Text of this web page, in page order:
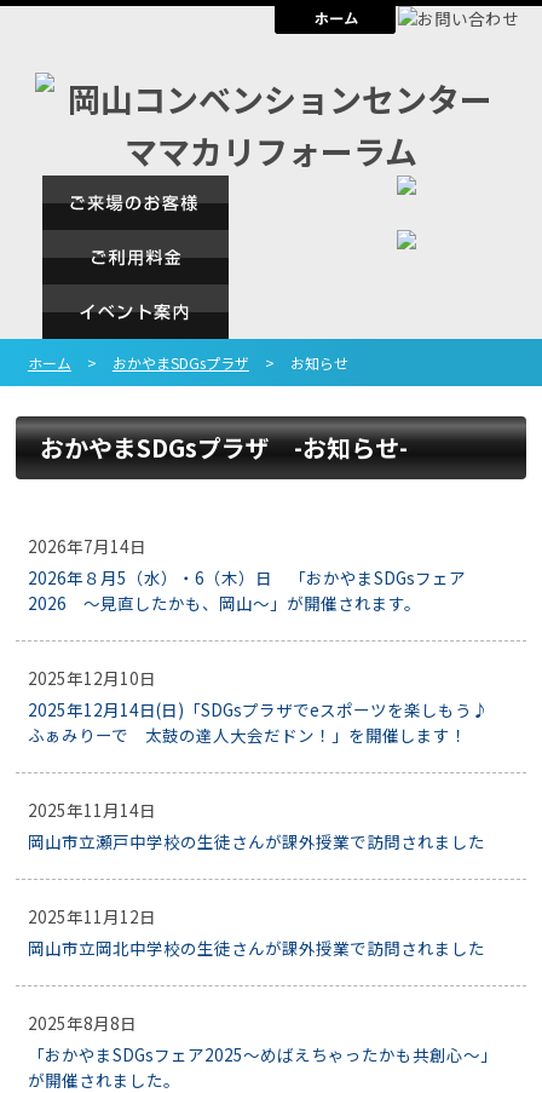
ホーム > おかやまSDGsプラザ > お知らせ
おかやまSDGsプラザ -お知らせ-
2026年7月14日
2026年８月5（水）・6（木）日 「おかやまSDGsフェア
2026 ～見直したかも、岡山～」が開催されます。
2025年12月10日
2025年12月14日(日)「SDGsプラザでeスポーツを楽しもう♪
ふぁみりーで 太鼓の達人大会だドン！」を開催します！
2025年11月14日
岡山市立瀬戸中学校の生徒さんが課外授業で訪問されました
2025年11月12日
岡山市立岡北中学校の生徒さんが課外授業で訪問されました
2025年8月8日
「おかやまSDGsフェア2025～めばえちゃったかも共創心～」
が開催されました。